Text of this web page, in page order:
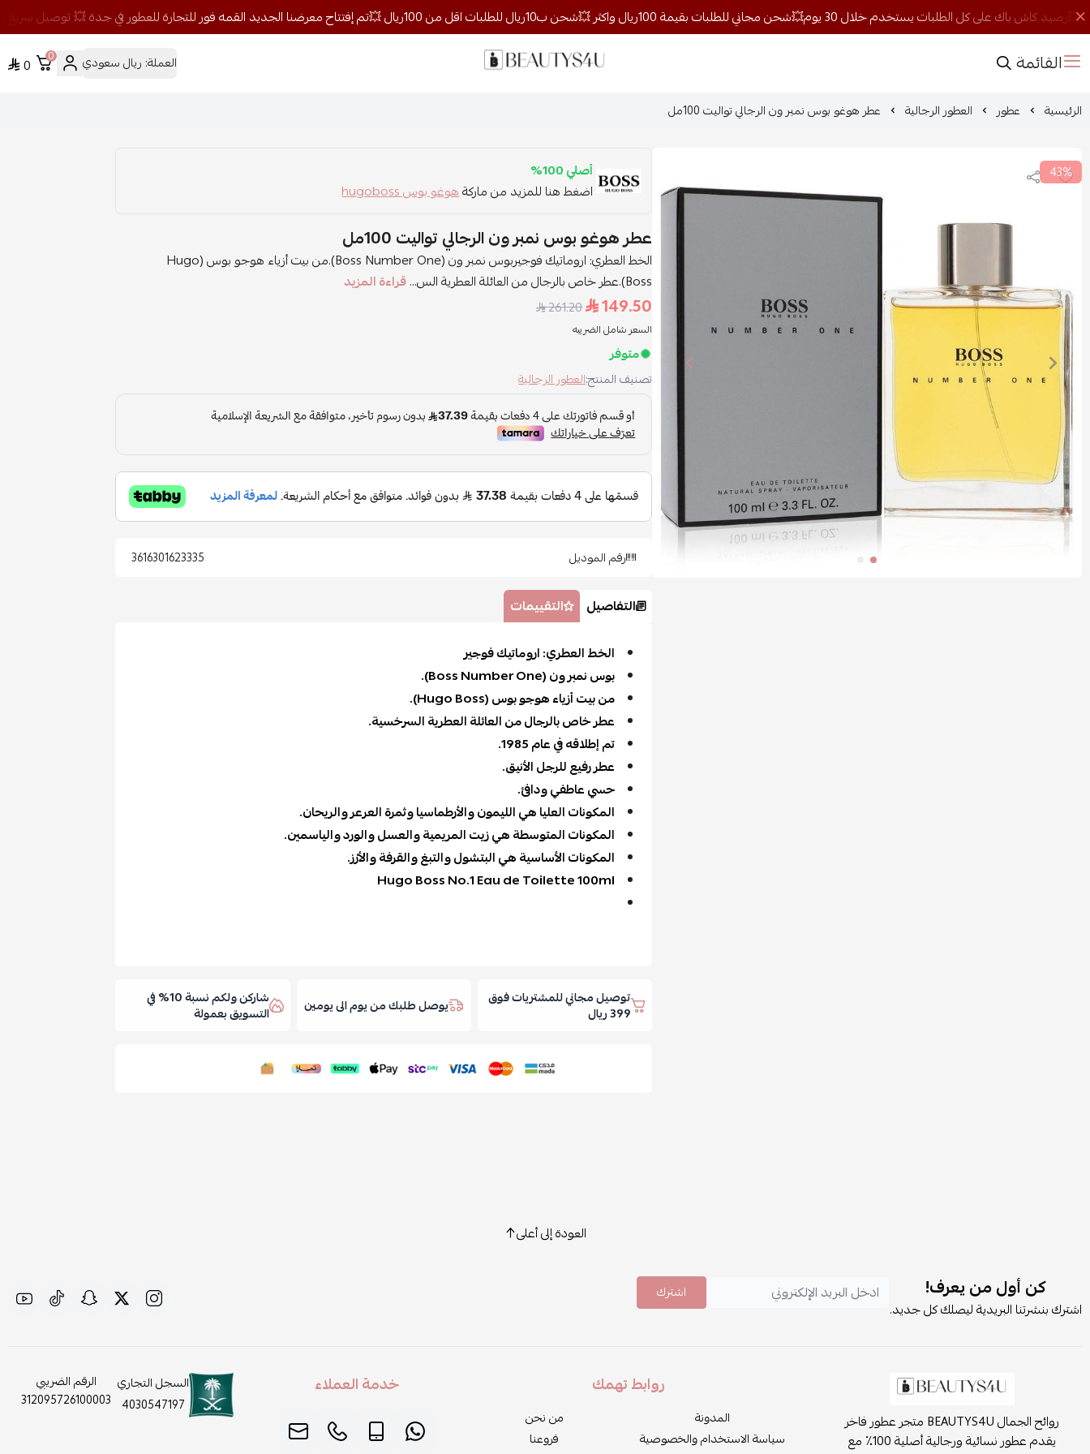
القائمة روائح الجمال العملة: ريال سعودي 0
0
الرئيسية عطور العطور الرجالية عطر هوغو بوس نمبر ون الرجالي تواليت 100مل
43%
أصلي 100%
اضغط هنا للمزيد من ماركةهوغو بوس hugoboss
عطر هوغو بوس نمبر ون الرجالي تواليت 100مل
الخط العطري: اروماتيك فوجيربوس نمبر ون (Boss Number One).من بيت أزياء هوجو بوس (Hugo
Boss).عطر خاص بالرجال من العائلة العطرية الس...
قراءة المزيد
149.50
261.20
السعر شامل الضريبه
متوفر
تصنيف المنتج:العطور الرجالية
رقم الموديل 3616301623335
التفاصيل التقييمات
الخط العطري: اروماتيك فوجير
بوس نمبر ون (Boss Number One).
من بيت أزياء هوجو بوس (Hugo Boss).
عطر خاص بالرجال من العائلة العطرية السرخسية.
تم إطلاقه في عام 1985.
عطر رفيع للرجل الأنيق.
حسي عاطفي ودافئ.
المكونات العليا هي الليمون والأرطماسيا وثمرة العرعر والريحان.
المكونات المتوسطة هي زيت المريمية والعسل والورد والياسمين.
المكونات الأساسية هي البتشول والتبغ والقرفة والأرْز.
Hugo Boss No.1 Eau de Toilette 100ml
توصيل مجاني للمشتريات فوق
399 ريال يوصل طلبك من يوم الى يومين شاركن ولكم نسبة 10% في
التسويق بعمولة
العودة إلى أعلى
كن أول من يعرف!
اشترك بنشرتنا البريدية ليصلك كل جديد.
اشترك
روائح الجمال BEAUTYS4U متجر عطور فاخر
يقدم عطور نسائية ورجالية أصلية 100٪ مع
روابط تهمك
المدونة
سياسة الاستخدام والخصوصية
من نحن
فروعنا
خدمة العملاء
السجل التجاري
4030547197
الرقم الضريبي
312095726100003